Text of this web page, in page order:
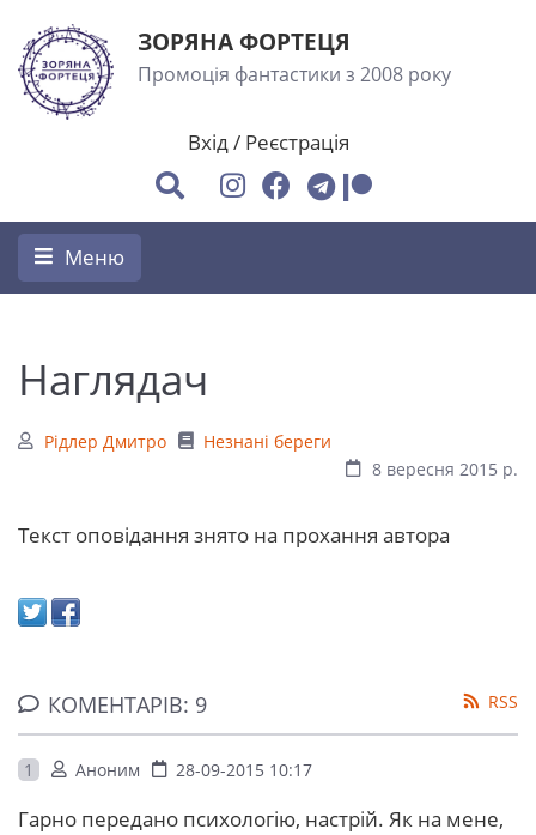
ЗОРЯНА ФОРТЕЦЯ
Промоція фантастики з 2008 року
Вхід/ Реєстрація
Меню
Наглядач
Рідлер Дмитро
Незнані береги
8 вересня 2015 р.
Текст оповідання знято на прохання автора
КОМЕНТАРІВ: 9 RSS
1 Аноним 28-09-2015 10:17
Гарно передано психологію, настрій. Як на мене,